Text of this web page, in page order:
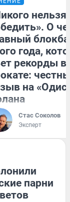
нельзя
О
года,
рекорды в
на
Стас Соколов
Эксперт
парни